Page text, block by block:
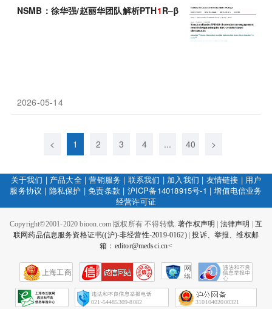
NSMB：徐华强/赵丽华团队解析PTH1R–β-arrestin核心结合结构
2026-05-14
< 1 2 3 4 ... 40 >
关于我们 | 产品大全|营销服务 | 联系我们 | 加入我们 | 友情链接 | 用户
服务协议 | 隐私保护 |免责条款 | 沪ICP备14018915号-1 |增值电信业务
经营许可证
Copyright©2001-2020 bioon.com 版权所有 不得转载.著作权声明 法律声明
互
联网药品信息服务资格证书((沪)-非经营性-2019-0162)|投诉、举报、维权邮
箱：editor@medsci.cn<
上海工商
网
络
会
征
021-54485309-8082 31010402000321